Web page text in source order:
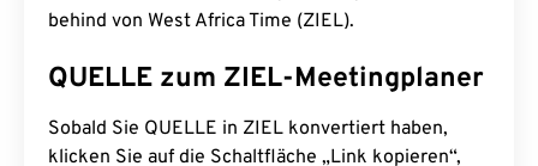
behind von West Africa Time (ZIEL).
QUELLE zum ZIEL-Meetingplaner
Sobald Sie QUELLE in ZIEL konvertiert haben,
klicken Sie auf die Schaltfläche „Link kopieren“,